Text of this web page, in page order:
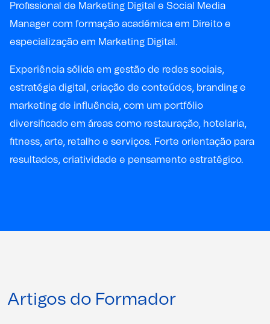
Profissional de Marketing Digital e Social Media
Manager com formação académica em Direito e
especialização em Marketing Digital.
Experiência sólida em gestão de redes sociais,
estratégia digital, criação de conteúdos, branding e
marketing de influência, com um portfólio
diversificado em áreas como restauração, hotelaria,
fitness, arte, retalho e serviços. Forte orientação para
resultados, criatividade e pensamento estratégico.
Artigos do Formador